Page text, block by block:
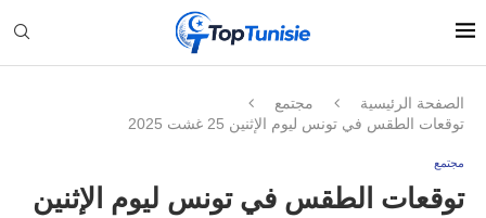
الصفحة الرئيسية
مجتمع
توقعات الطقس في تونس ليوم الإثنين 25 غشت 2025
مجتمع
توقعات الطقس في تونس ليوم الإثنين